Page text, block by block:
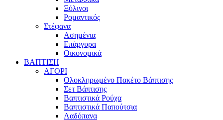
Ξύλινοι
Ρομαντικός
Στέφανα
Ασημένια
Επάργυρα
Οικονομικά
ΒΑΠΤΙΣΗ
ΑΓΟΡΙ
Ολοκληρωμένο Πακέτο Βάπτισης
Σετ Βάπτισης
Βαπτιστικά Ρούχα
Βαπτιστικά Παπούτσια
Λαδόπανα